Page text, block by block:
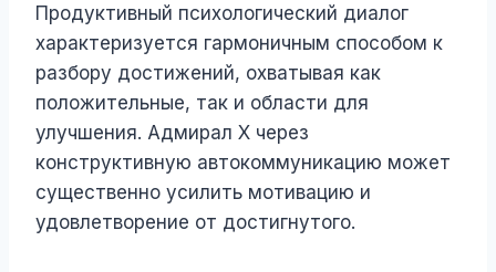
Продуктивный психологический диалог
характеризуется гармоничным способом к
разбору достижений, охватывая как
положительные, так и области для
улучшения. Адмирал Х через
конструктивную автокоммуникацию может
существенно усилить мотивацию и
удовлетворение от достигнутого.